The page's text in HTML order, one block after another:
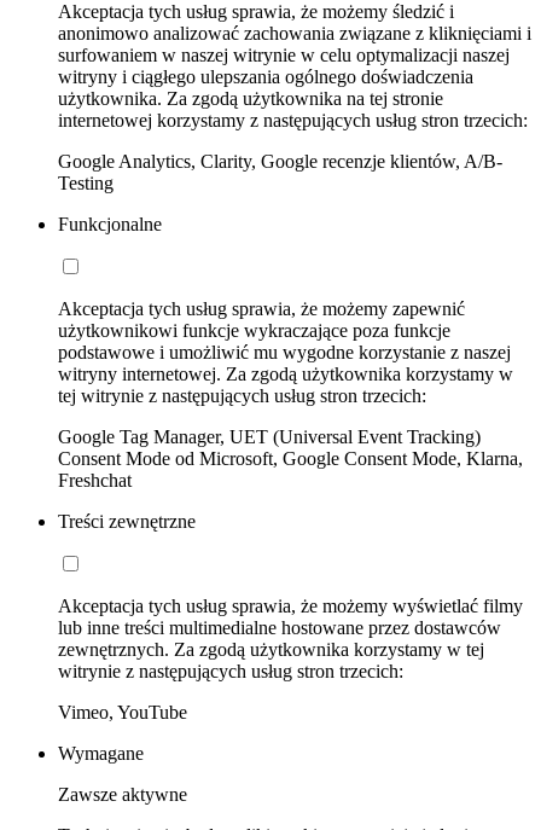
Akceptacja tych usług sprawia, że możemy śledzić i
anonimowo analizować zachowania związane z kliknięciami i
surfowaniem w naszej witrynie w celu optymalizacji naszej
witryny i ciągłego ulepszania ogólnego doświadczenia
użytkownika. Za zgodą użytkownika na tej stronie
internetowej korzystamy z następujących usług stron trzecich:
Google Analytics, Clarity, Google recenzje klientów, A/B-
Testing
Funkcjonalne
Akceptacja tych usług sprawia, że możemy zapewnić
użytkownikowi funkcje wykraczające poza funkcje
podstawowe i umożliwić mu wygodne korzystanie z naszej
witryny internetowej. Za zgodą użytkownika korzystamy w
tej witrynie z następujących usług stron trzecich:
Google Tag Manager, UET (Universal Event Tracking)
Consent Mode od Microsoft, Google Consent Mode, Klarna,
Freshchat
Treści zewnętrzne
Akceptacja tych usług sprawia, że możemy wyświetlać filmy
lub inne treści multimedialne hostowane przez dostawców
zewnętrznych. Za zgodą użytkownika korzystamy w tej
witrynie z następujących usług stron trzecich:
Vimeo, YouTube
Wymagane
Zawsze aktywne